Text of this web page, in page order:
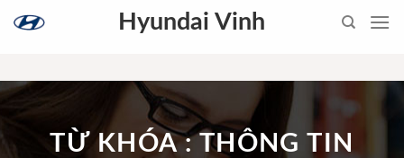
Hyundai Vinh
TỪ KHÓA : THÔNG TIN